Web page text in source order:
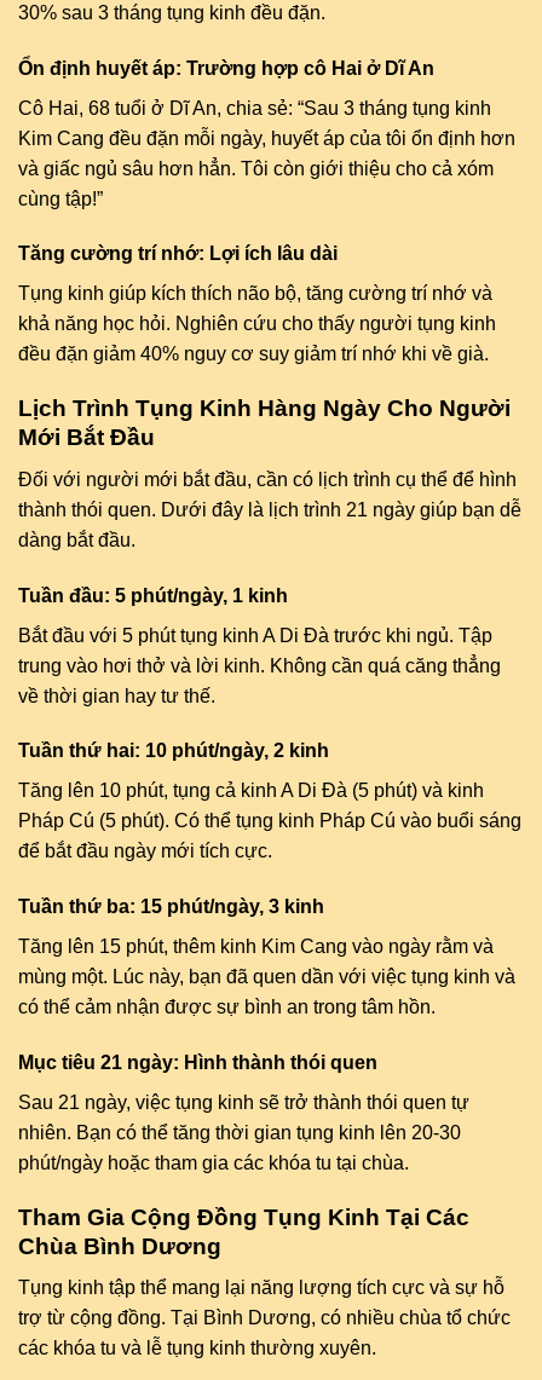
30% sau 3 tháng tụng kinh đều đặn.
Ổn định huyết áp: Trường hợp cô Hai ở Dĩ An
Cô Hai, 68 tuổi ở Dĩ An, chia sẻ: “Sau 3 tháng tụng kinh
Kim Cang đều đặn mỗi ngày, huyết áp của tôi ổn định hơn
và giấc ngủ sâu hơn hẳn. Tôi còn giới thiệu cho cả xóm
cùng tập!”
Tăng cường trí nhớ: Lợi ích lâu dài
Tụng kinh giúp kích thích não bộ, tăng cường trí nhớ và
khả năng học hỏi. Nghiên cứu cho thấy người tụng kinh
đều đặn giảm 40% nguy cơ suy giảm trí nhớ khi về già.
Lịch Trình Tụng Kinh Hàng Ngày Cho Người
Mới Bắt Đầu
Đối với người mới bắt đầu, cần có lịch trình cụ thể để hình
thành thói quen. Dưới đây là lịch trình 21 ngày giúp bạn dễ
dàng bắt đầu.
Tuần đầu: 5 phút/ngày, 1 kinh
Bắt đầu với 5 phút tụng kinh A Di Đà trước khi ngủ. Tập
trung vào hơi thở và lời kinh. Không cần quá căng thẳng
về thời gian hay tư thế.
Tuần thứ hai: 10 phút/ngày, 2 kinh
Tăng lên 10 phút, tụng cả kinh A Di Đà (5 phút) và kinh
Pháp Cú (5 phút). Có thể tụng kinh Pháp Cú vào buổi sáng
để bắt đầu ngày mới tích cực.
Tuần thứ ba: 15 phút/ngày, 3 kinh
Tăng lên 15 phút, thêm kinh Kim Cang vào ngày rằm và
mùng một. Lúc này, bạn đã quen dần với việc tụng kinh và
có thể cảm nhận được sự bình an trong tâm hồn.
Mục tiêu 21 ngày: Hình thành thói quen
Sau 21 ngày, việc tụng kinh sẽ trở thành thói quen tự
nhiên. Bạn có thể tăng thời gian tụng kinh lên 20-30
phút/ngày hoặc tham gia các khóa tu tại chùa.
Tham Gia Cộng Đồng Tụng Kinh Tại Các
Chùa Bình Dương
Tụng kinh tập thể mang lại năng lượng tích cực và sự hỗ
trợ từ cộng đồng. Tại Bình Dương, có nhiều chùa tổ chức
các khóa tu và lễ tụng kinh thường xuyên.